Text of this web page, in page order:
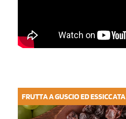
FRUTTA A GUSCIO ED ESSICCATA